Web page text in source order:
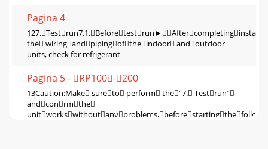
Pagina 4
the wiringandpipingoftheindoor andoutdoor
units, check for refrigerant
Pagina 5 - RP100-200
13Caution:Make sureto perform the“7. Testrun”
andconrmthe